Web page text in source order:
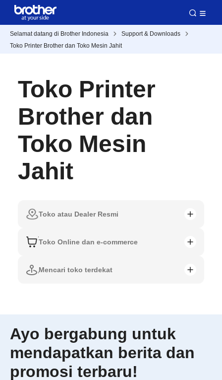
Selamat datang di Brother Indonesia
Support & Downloads
Toko Printer Brother dan Toko Mesin Jahit
Toko Printer
Brother dan
Toko Mesin
Jahit
Toko atau Dealer Resmi
Toko Online dan e-commerce
Mencari toko terdekat
Ayo bergabung untuk
mendapatkan berita dan
promosi terbaru!